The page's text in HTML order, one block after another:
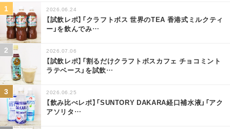
2026.06.24
【試飲レポ】「クラフトボス 世界のTEA 香港式ミルクティ
ー」を飲んでみ…
2026.07.06
【試飲レポ】「割るだけクラフトボスカフェ チョコミント
ラテベース」を試飲…
2026.06.25
【飲み比べレポ】「SUNTORY DAKARA経口補水液」「アク
アソリタ…